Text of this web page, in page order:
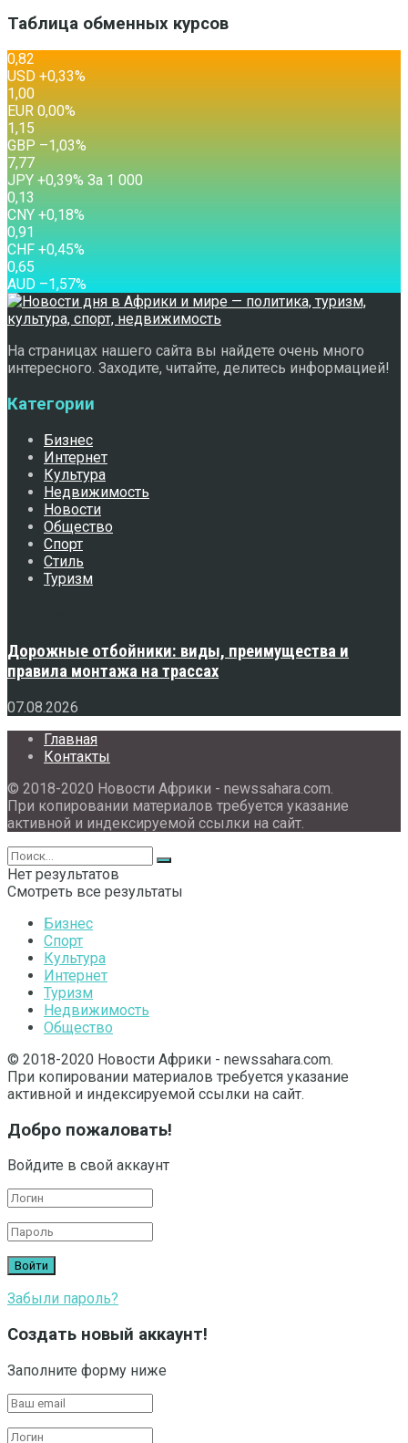
Таблица обменных курсов
0,82
USD +0,33%
1,00
EUR 0,00%
1,15
GBP –1,03%
7,77
JPY +0,39% За 1 000
0,13
CNY +0,18%
0,91
CHF +0,45%
0,65
AUD –1,57%
На страницах нашего сайта вы найдете очень много
интересного. Заходите, читайте, делитесь информацией!
Категории
Бизнес
Интернет
Культура
Недвижимость
Новости
Общество
Спорт
Стиль
Туризм
Дорожные отбойники: виды, преимущества и
правила монтажа на трассах
07.08.2026
Главная
Контакты
© 2018-2020 Новости Африки - newssahara.com.
При копировании материалов требуется указание
активной и индексируемой ссылки на сайт.
Нет результатов
Смотреть все результаты
Бизнес
Спорт
Культура
Интернет
Туризм
Недвижимость
Общество
© 2018-2020 Новости Африки - newssahara.com.
При копировании материалов требуется указание
активной и индексируемой ссылки на сайт.
Добро пожаловать!
Войдите в свой аккаунт
Забыли пароль?
Создать новый аккаунт!
Заполните форму ниже